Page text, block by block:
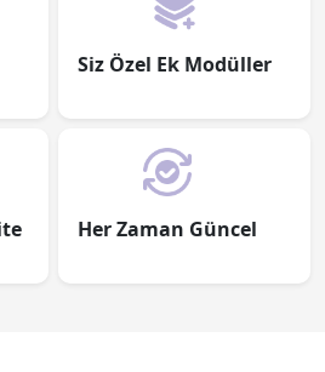
Siz Özel Ek Modüller
Her Zaman Güncel